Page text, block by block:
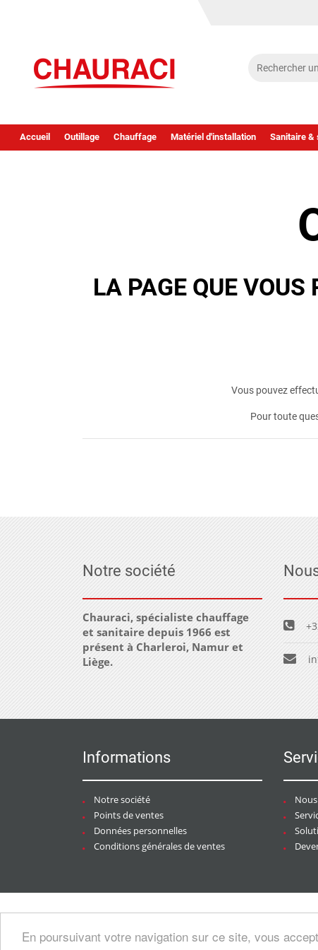
En poursuivant votre navigation sur ce site, vous
Accueil Outillage Chauffage Matériel d'installation Sanitaire &
LA PAGE QUE VOUS
Vous pouvez
Pour toute
Notre société
Chauraci, spécialiste chauffage
et sanitaire depuis 1966 est
présent à Charleroi, Namur et
Liège.
Informations
Notre société
Points de ventes
Données personnelles
Conditions générales de ventes
artesansdubatiment.com